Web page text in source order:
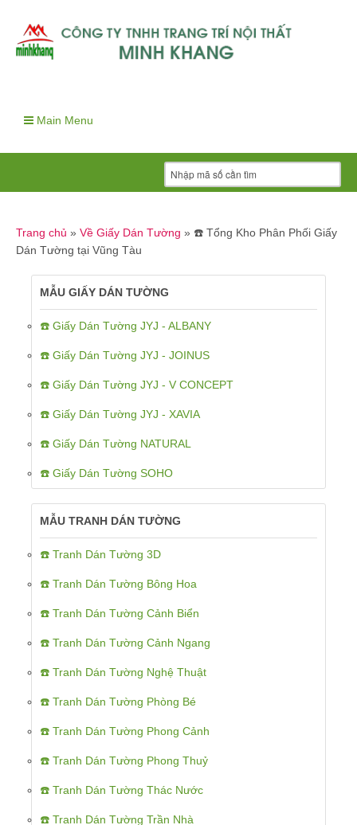
Main Menu
Trang chủ » Về Giấy Dán Tường » ☎️ Tổng Kho Phân Phối Giấy
Dán Tường tại Vũng Tàu
MẪU GIẤY DÁN TƯỜNG
☎️ Giấy Dán Tường JYJ - ALBANY
☎️ Giấy Dán Tường JYJ - JOINUS
☎️ Giấy Dán Tường JYJ - V CONCEPT
☎️ Giấy Dán Tường JYJ - XAVIA
☎️ Giấy Dán Tường NATURAL
☎️ Giấy Dán Tường SOHO
MẪU TRANH DÁN TƯỜNG
☎️ Tranh Dán Tường 3D
☎️ Tranh Dán Tường Bông Hoa
☎️ Tranh Dán Tường Cảnh Biển
☎️ Tranh Dán Tường Cảnh Ngang
☎️ Tranh Dán Tường Nghệ Thuật
☎️ Tranh Dán Tường Phòng Bé
☎️ Tranh Dán Tường Phong Cảnh
☎️ Tranh Dán Tường Phong Thuỷ
☎️ Tranh Dán Tường Thác Nước
☎️ Tranh Dán Tường Trần Nhà